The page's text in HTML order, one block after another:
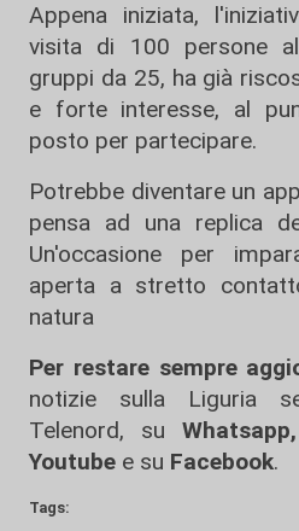
Appena iniziata,
visita di 100 persone
gruppi da 25, ha già
e forte interesse, al
posto per partecipare.
Potrebbe diventare un
pensa ad una replica
Un'occasione per
aperta a stretto
natura
Per restare sempre
notizie sulla Liguria
Telenord, su
Whatsapp,
Youtube e su Facebook.
Tags: